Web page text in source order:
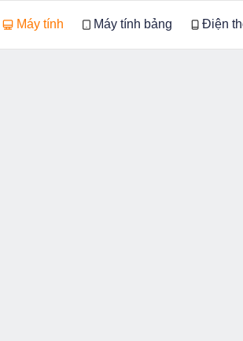
Máy tính Máy tính bảng Điện